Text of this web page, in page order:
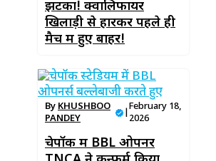
झटका! क्वालिफायर
खिलाड़ी से हारकर पहले ही
मैच में हुए बाहर!
By KHUSHBOO
PANDEY
|February 18,
2026
चेपॉक में BBL ओपनर